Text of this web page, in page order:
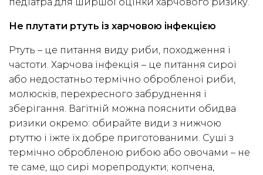
Не плутати ртуть із харчовою інфекцією
Ртуть – це питання виду риби, походження і
частоти. Харчова інфекція – це питання сирої
або недостатньо термічно обробленої риби,
молюсків, перехресного забруднення і
зберігання. Вагітній можна пояснити обидва
ризики окремо: обирайте види з нижчою
ртуттю і їжте їх добре приготованими. Суші з
термічно обробленою рибою або овочами – не
те саме, що сирі морепродукти; копчена,